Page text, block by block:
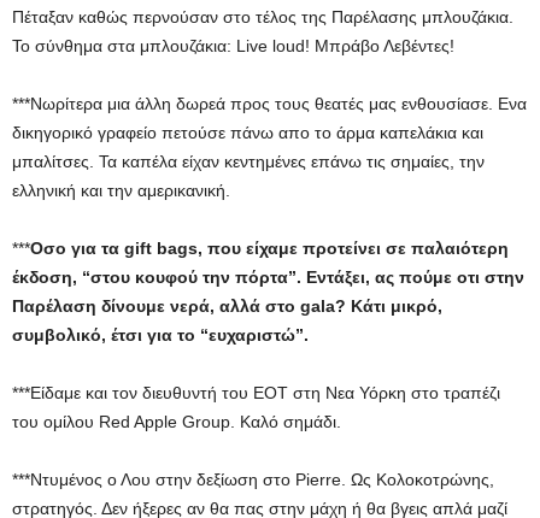
Πέταξαν καθώς περνούσαν στο τέλος της Παρέλασης μπλουζάκια.
Το σύνθημα στα μπλουζάκια: Live loud! Μπράβο Λεβέντες!
***Νωρίτερα μια άλλη δωρεά προς τους θεατές μας ενθουσίασε. Ενα
δικηγορικό γραφείο πετούσε πάνω απο το άρμα καπελάκια και
μπαλίτσες. Τα καπέλα είχαν κεντημένες επάνω τις σημαίες, την
ελληνική και την αμερικανική.
***Οσο για τα gift bags, που είχαμε προτείνει σε παλαιότερη
έκδοση, “στου κουφού την πόρτα”. Εντάξει, ας πούμε οτι στην
Παρέλαση δίνουμε νερά, αλλά στο gala? Κάτι μικρό,
συμβολικό, έτσι για το “ευχαριστώ”.
***Είδαμε και τον διευθυντή του ΕΟΤ στη Νεα Υόρκη στο τραπέζι
του ομίλου Red Apple Group. Καλό σημάδι.
***Ντυμένος ο Λου στην δεξίωση στο Pierre. Ως Κολοκοτρώνης,
στρατηγός. Δεν ήξερες αν θα πας στην μάχη ή θα βγεις απλά μαζί